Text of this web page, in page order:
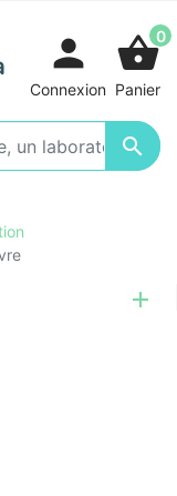

person
Connexion
shopping_basket0
Panier